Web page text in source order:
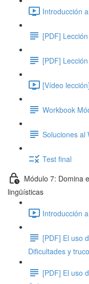
Introducción
[PDF]
[PDF]
[Vídeo
Workbook
Soluciones al
Test final
Módulo 7: Domina
lingüísticas
Introducción
[PDF] El uso
Dificultades y
[PDF] El uso